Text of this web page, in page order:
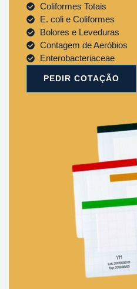
Coliformes Totais
E. coli e Coliformes
Bolores e Leveduras
Contagem de Aeróbios
Enterobacteriaceae
PEDIR COTAÇÃO